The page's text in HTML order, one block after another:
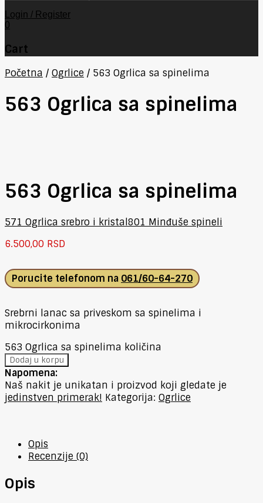
Login / Register
0
Cart
Početna / Ogrlice / 563 Ogrlica sa spinelima
563 Ogrlica sa spinelima
563 Ogrlica sa spinelima
571 Ogrlica srebro i kristal 801 Minđuše spineli
6.500,00 RSD
Porucite telefonom na 061/60-64-270
Srebrni lanac sa priveskom sa spinelima i
mikrocirkonima
563 Ogrlica sa spinelima količina
Dodaj u korpu
Napomena:
Naš nakit je unikatan i proizvod koji gledate je
jedinstven primerak! Kategorija: Ogrlice
Opis
Recenzije (0)
Opis